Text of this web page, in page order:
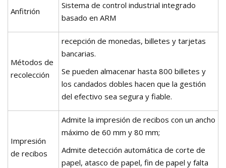
Anfitrión
Sistema de control industrial integrado
basado en ARM
Métodos de
recolección
recepción de monedas, billetes y tarjetas
bancarias.
Se pueden almacenar hasta 800 billetes y
los candados dobles hacen que la gestión
del efectivo sea segura y fiable.
Impresión
de recibos
Admite la impresión de recibos con un ancho
máximo de 60 mm y 80 mm;
Admite detección automática de corte de
papel, atasco de papel, fin de papel y falta